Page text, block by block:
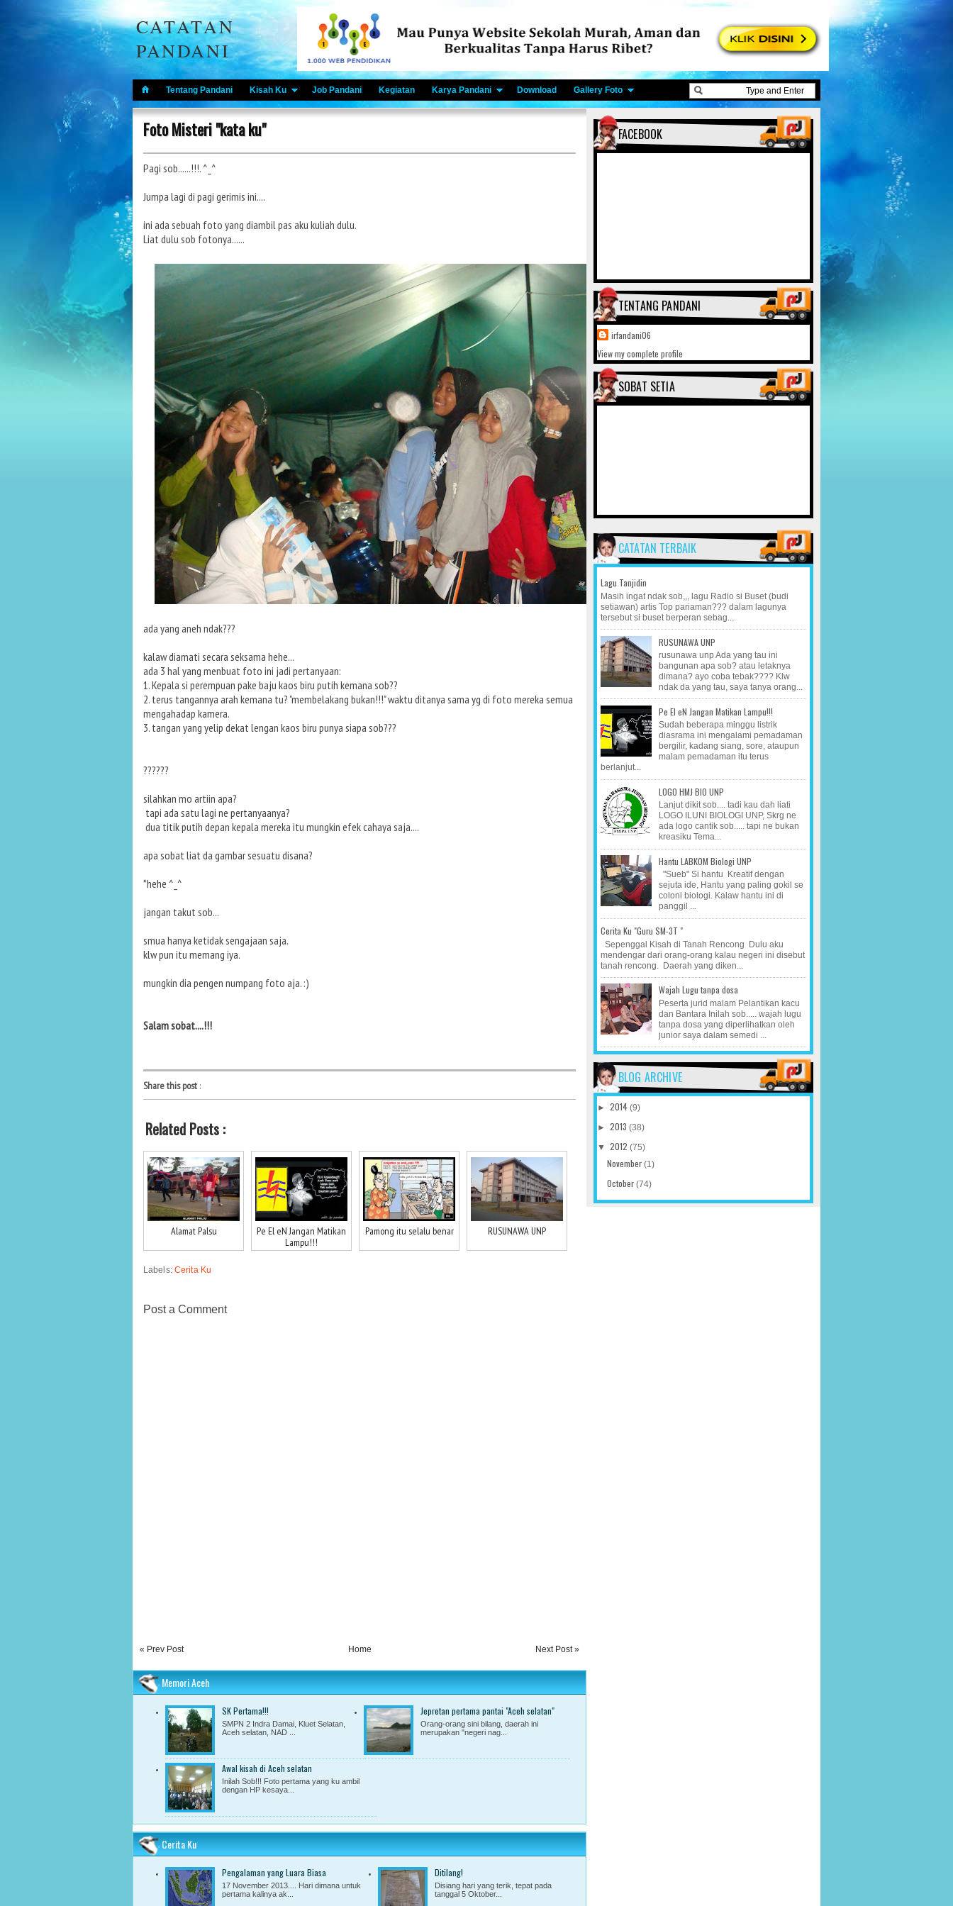
CATATAN
PANDANI
Tentang Pandani Kisah Ku Job Pandani Kegiatan Karya Pandani Download Gallery Foto
Foto Misteri "kata ku"
Pagi sob......!!!. ^_^
Jumpa lagi di pagi gerimis ini....
ini ada sebuah foto yang diambil pas aku kuliah dulu.
Liat dulu sob fotonya......
ada yang aneh ndak???
kalaw diamati secara seksama hehe...
ada 3 hal yang menbuat foto ini jadi pertanyaan:
1. Kepala si perempuan pake baju kaos biru putih kemana sob??
2. terus tangannya arah kemana tu? "membelakang bukan!!!" waktu ditanya sama yg di foto mereka semua
mengahadap kamera.
3. tangan yang yelip dekat lengan kaos biru punya siapa sob???
??????
silahkan mo artiin apa?
tapi ada satu lagi ne pertanyaanya?
dua titik putih depan kepala mereka itu mungkin efek cahaya saja....
apa sobat liat da gambar sesuatu disana?
*hehe ^_^
jangan takut sob...
smua hanya ketidak sengajaan saja.
klw pun itu memang iya.
mungkin dia pengen numpang foto aja. :)
Salam sobat....!!!
Share this post :
Related Posts :
Alamat Palsu
Pe El eN Jangan Matikan
Lampu!!!
Pamong itu selalu benar RUSUNAWA UNP
Labels: Cerita Ku
Post a Comment
« Prev Post Next Post »
Home
Memori Aceh
SK Pertama!!!
SMPN 2 Indra Damai, Kluet Selatan,
Aceh selatan, NAD ...
Jepretan pertama pantai "Aceh selatan"
Orang-orang sini bilang, daerah ini
merupakan "negeri nag...
Awal kisah di Aceh selatan
Inilah Sob!!! Foto pertama yang ku ambil
dengan HP kesaya...
Cerita Ku
Pengalaman yang Luara Biasa
17 November 2013.... Hari dimana untuk
pertama kalinya ak...
Ditilang!
Disiang hari yang terik, tepat pada
tanggal 5 Oktober...
FACEBOOK
TENTANG PANDANI
irfandani06
View my complete profile
SOBAT SETIA
CATATAN TERBAIK
Lagu Tanjidin
Masih ingat ndak sob,,, lagu Radio si Buset (budi
setiawan) artis Top pariaman??? dalam lagunya
tersebut si buset berperan sebag...
RUSUNAWA UNP
rusunawa unp Ada yang tau ini
bangunan apa sob? atau letaknya
dimana? ayo coba tebak???? Klw
ndak da yang tau, saya tanya orang...
Pe El eN Jangan Matikan Lampu!!!
Sudah beberapa minggu listrik
diasrama ini mengalami pemadaman
bergilir, kadang siang, sore, ataupun
malam pemadaman itu terus
berlanjut...
LOGO HMJ BIO UNP
Lanjut dikit sob.... tadi kau dah liati
LOGO ILUNI BIOLOGI UNP, Skrg ne
ada logo cantik sob..... tapi ne bukan
kreasiku Tema...
Hantu LABKOM Biologi UNP
"Sueb" Si hantu Kreatif dengan
sejuta ide, Hantu yang paling gokil se
coloni biologi. Kalaw hantu ini di
panggil ...
Cerita Ku "Guru SM-3T "
Sepenggal Kisah di Tanah Rencong Dulu aku
mendengar dari orang-orang kalau negeri ini disebut
tanah rencong. Daerah yang diken...
Wajah Lugu tanpa dosa
Peserta jurid malam Pelantikan kacu
dan Bantara Inilah sob..... wajah lugu
tanpa dosa yang diperlihatkan oleh
junior saya dalam semedi ...
BLOG ARCHIVE
► 2014 (9)
► 2013 (38)
▼ 2012 (75)
November(1)
October(74)